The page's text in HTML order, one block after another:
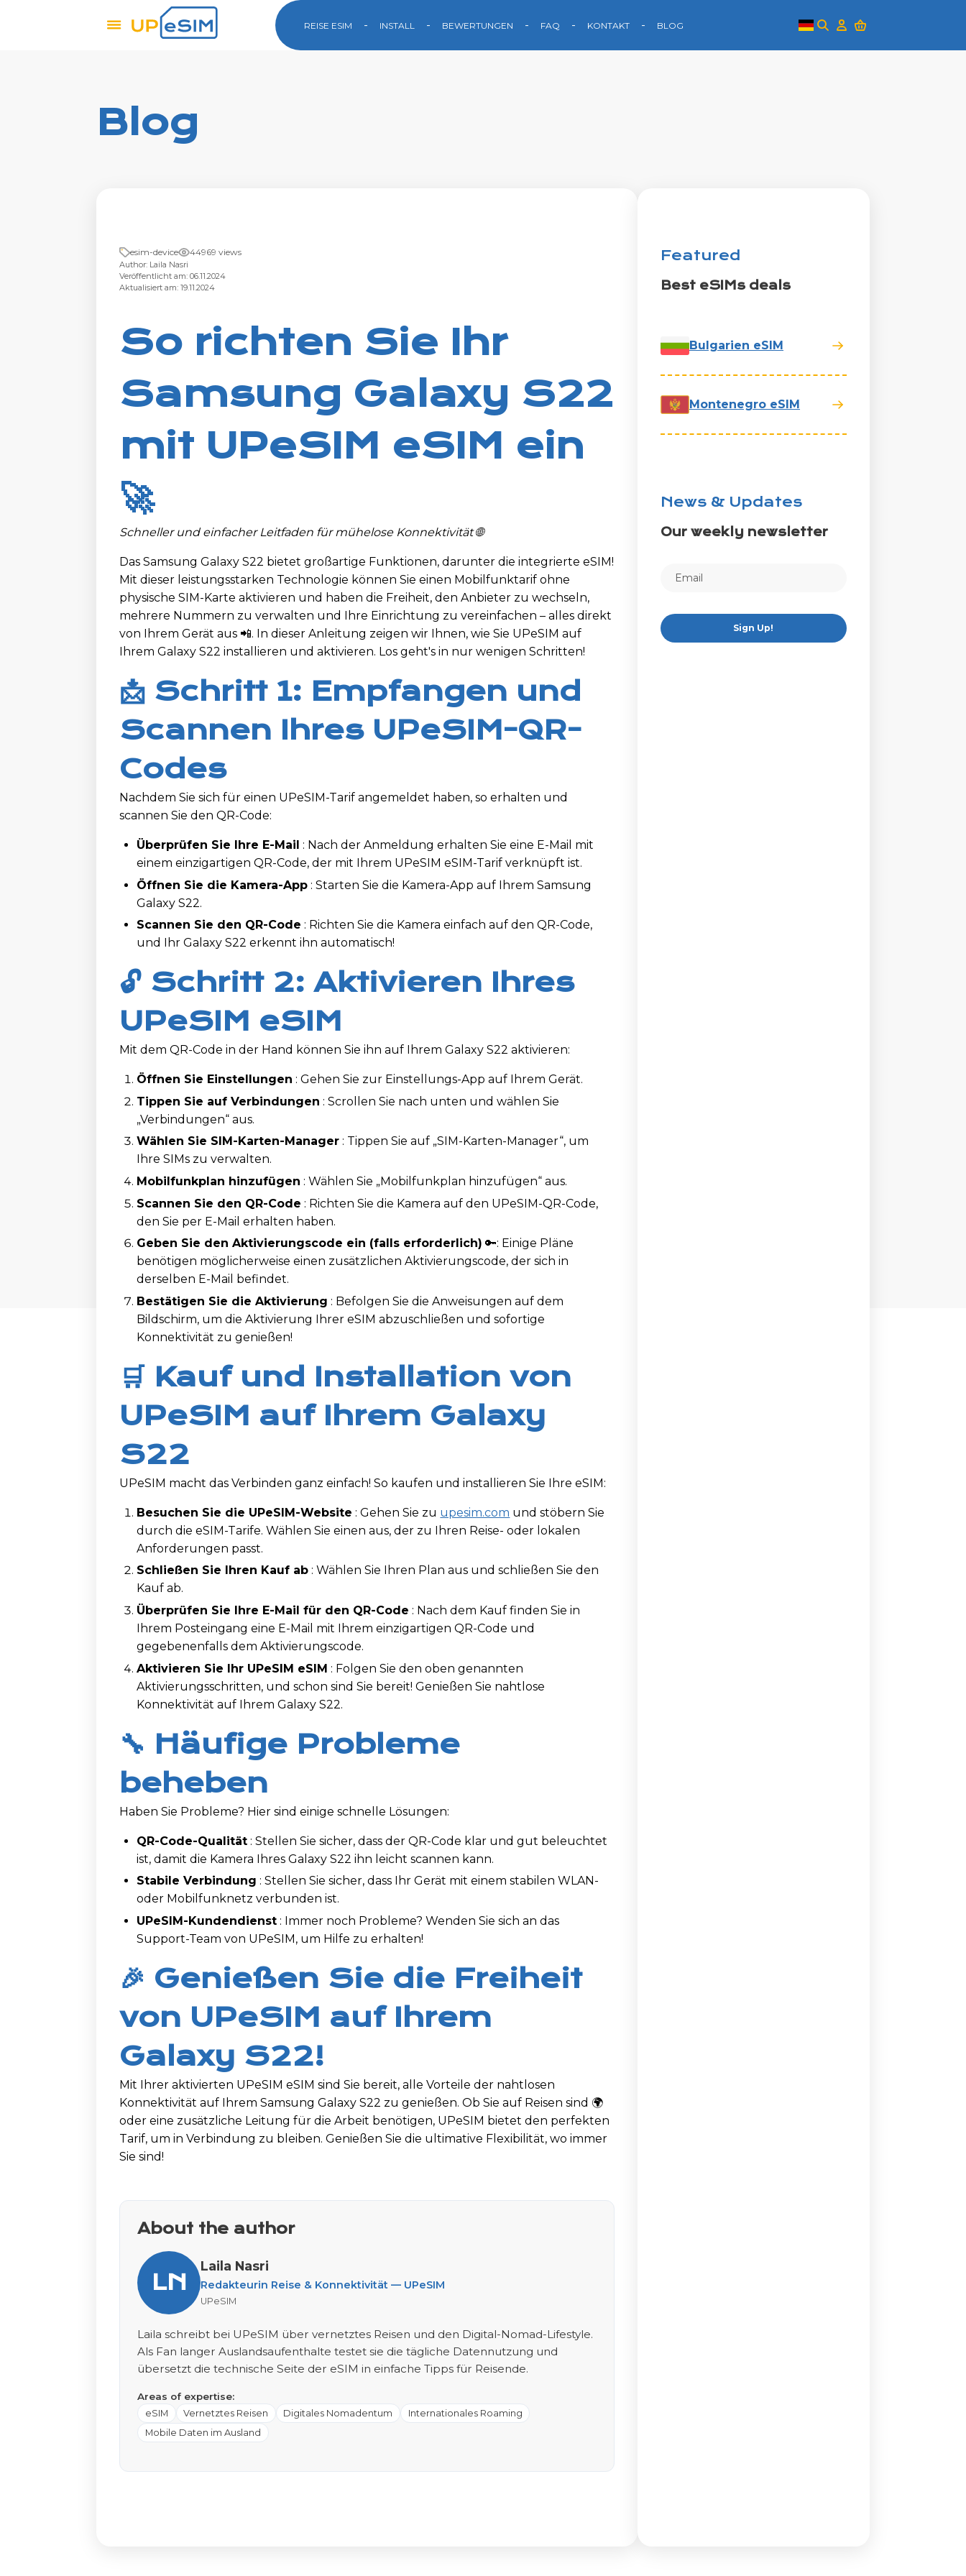
REISE ESIM INSTALL BEWERTUNGEN FAQ KONTAKT BLOG
Blog
esim-device 44969 views
Author: Laila Nasri
Veröffentlicht am: 06.11.2024
Aktualisiert am: 19.11.2024
So richten Sie Ihr
Samsung Galaxy S22
mit UPeSIM eSIM ein
🚀
Schneller und einfacher Leitfaden für mühelose Konnektivität 🌐
Das Samsung Galaxy S22 bietet großartige Funktionen, darunter die integrierte eSIM!
Mit dieser leistungsstarken Technologie können Sie einen Mobilfunktarif ohne
physische SIM-Karte aktivieren und haben die Freiheit, den Anbieter zu wechseln,
mehrere Nummern zu verwalten und Ihre Einrichtung zu vereinfachen – alles direkt
von Ihrem Gerät aus 📲. In dieser Anleitung zeigen wir Ihnen, wie Sie UPeSIM auf
Ihrem Galaxy S22 installieren und aktivieren. Los geht's in nur wenigen Schritten!
📩 Schritt 1: Empfangen und
Scannen Ihres UPeSIM-QR-
Codes
Nachdem Sie sich für einen UPeSIM-Tarif angemeldet haben, so erhalten und
scannen Sie den QR-Code:
Überprüfen Sie Ihre E-Mail : Nach der Anmeldung erhalten Sie eine E-Mail mit
einem einzigartigen QR-Code, der mit Ihrem UPeSIM eSIM-Tarif verknüpft ist.
Öffnen Sie die Kamera-App : Starten Sie die Kamera-App auf Ihrem Samsung
Galaxy S22.
Scannen Sie den QR-Code : Richten Sie die Kamera einfach auf den QR-Code,
und Ihr Galaxy S22 erkennt ihn automatisch!
🔓 Schritt 2: Aktivieren Ihres
UPeSIM eSIM
Mit dem QR-Code in der Hand können Sie ihn auf Ihrem Galaxy S22 aktivieren:
Öffnen Sie Einstellungen : Gehen Sie zur Einstellungs-App auf Ihrem Gerät.
Tippen Sie auf Verbindungen : Scrollen Sie nach unten und wählen Sie
„Verbindungen“ aus.
Wählen Sie SIM-Karten-Manager : Tippen Sie auf „SIM-Karten-Manager“, um
Ihre SIMs zu verwalten.
Mobilfunkplan hinzufügen : Wählen Sie „Mobilfunkplan hinzufügen“ aus.
Scannen Sie den QR-Code : Richten Sie die Kamera auf den UPeSIM-QR-Code,
den Sie per E-Mail erhalten haben.
Geben Sie den Aktivierungscode ein (falls erforderlich) 🔑: Einige Pläne
benötigen möglicherweise einen zusätzlichen Aktivierungscode, der sich in
derselben E-Mail befindet.
Bestätigen Sie die Aktivierung : Befolgen Sie die Anweisungen auf dem
Bildschirm, um die Aktivierung Ihrer eSIM abzuschließen und sofortige
Konnektivität zu genießen!
🛒 Kauf und Installation von
UPeSIM auf Ihrem Galaxy
S22
UPeSIM macht das Verbinden ganz einfach! So kaufen und installieren Sie Ihre eSIM:
Besuchen Sie die UPeSIM-Website : Gehen Sie zu upesim.com und stöbern Sie
durch die eSIM-Tarife. Wählen Sie einen aus, der zu Ihren Reise- oder lokalen
Anforderungen passt.
Schließen Sie Ihren Kauf ab : Wählen Sie Ihren Plan aus und schließen Sie den
Kauf ab.
Überprüfen Sie Ihre E-Mail für den QR-Code : Nach dem Kauf finden Sie in
Ihrem Posteingang eine E-Mail mit Ihrem einzigartigen QR-Code und
gegebenenfalls dem Aktivierungscode.
Aktivieren Sie Ihr UPeSIM eSIM : Folgen Sie den oben genannten
Aktivierungsschritten, und schon sind Sie bereit! Genießen Sie nahtlose
Konnektivität auf Ihrem Galaxy S22.
🔧 Häufige Probleme
beheben
Haben Sie Probleme? Hier sind einige schnelle Lösungen:
QR-Code-Qualität : Stellen Sie sicher, dass der QR-Code klar und gut beleuchtet
ist, damit die Kamera Ihres Galaxy S22 ihn leicht scannen kann.
Stabile Verbindung : Stellen Sie sicher, dass Ihr Gerät mit einem stabilen WLAN-
oder Mobilfunknetz verbunden ist.
UPeSIM-Kundendienst : Immer noch Probleme? Wenden Sie sich an das
Support-Team von UPeSIM, um Hilfe zu erhalten!
🎉 Genießen Sie die Freiheit
von UPeSIM auf Ihrem
Galaxy S22!
Mit Ihrer aktivierten UPeSIM eSIM sind Sie bereit, alle Vorteile der nahtlosen
Konnektivität auf Ihrem Samsung Galaxy S22 zu genießen. Ob Sie auf Reisen sind 🌍
oder eine zusätzliche Leitung für die Arbeit benötigen, UPeSIM bietet den perfekten
Tarif, um in Verbindung zu bleiben. Genießen Sie die ultimative Flexibilität, wo immer
Sie sind!
About the author
LN
Laila Nasri
Redakteurin Reise & Konnektivität — UPeSIM
UPeSIM
Laila schreibt bei UPeSIM über vernetztes Reisen und den Digital-Nomad-Lifestyle.
Als Fan langer Auslandsaufenthalte testet sie die tägliche Datennutzung und
übersetzt die technische Seite der eSIM in einfache Tipps für Reisende.
Areas of expertise:
eSIM Vernetztes Reisen Digitales Nomadentum
Internationales Roaming
Mobile Daten im Ausland
Featured
Best eSIMs deals
Bulgarien eSIM
Montenegro eSIM
News & Updates
Our weekly newsletter
Sign Up!